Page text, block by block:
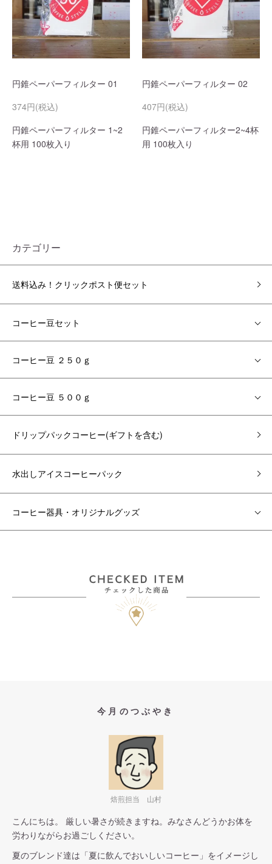
円錐ペーパーフィルター 01
374円(税込)
円錐ペーパーフィルター 1~2
杯用 100枚入り
円錐ペーパーフィルター 02
407円(税込)
円錐ペーパーフィルター2~4杯
用 100枚入り
カテゴリー
送料込み！クリックポスト便セット
コーヒー豆セット
コーヒー豆 ２５０ｇ
コーヒー豆 ５００ｇ
ドリップパックコーヒー(ギフトを含む)
水出しアイスコーヒーパック
コーヒー器具・オリジナルグッズ
今月のつぶやき
焙煎担当 山村
こんにちは。 厳しい暑さが続きますね。みなさんどうかお体を
労わりながらお過ごしください。
夏のブレンド達は「夏に飲んでおいしいコーヒー」をイメージし